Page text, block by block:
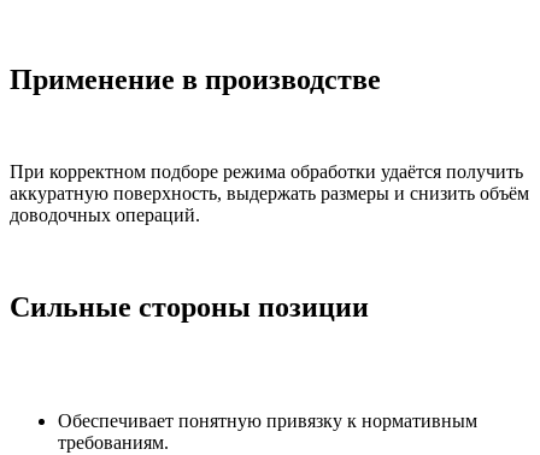
Применение в производстве
При корректном подборе режима обработки удаётся получить
аккуратную поверхность, выдержать размеры и снизить объём
доводочных операций.
Сильные стороны позиции
Обеспечивает понятную привязку к нормативным
требованиям.